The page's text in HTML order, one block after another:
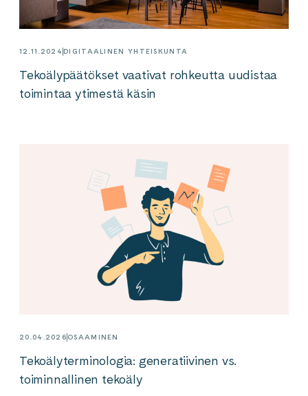
12.11.2024DIGITAALINEN YHTEISKUNTA
Tekoälypäätökset vaativat rohkeutta uudistaa
toimintaa ytimestä käsin
20.04.2026 OSAAMINEN
Tekoälyterminologia: generatiivinen vs.
toiminnallinen tekoäly